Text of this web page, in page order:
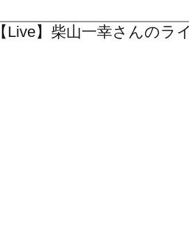
【Live】柴山一幸さんのラ